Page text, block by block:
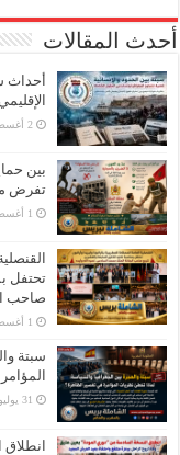
أحدث المقالات
أحداث
الإقليمي
2 أغسطس، 2026
بين
تفرض
1 أغسطس، 2026
تحتفل
صاحب
1 أغسطس، 2026
سبتة
31 يوليو، 2026